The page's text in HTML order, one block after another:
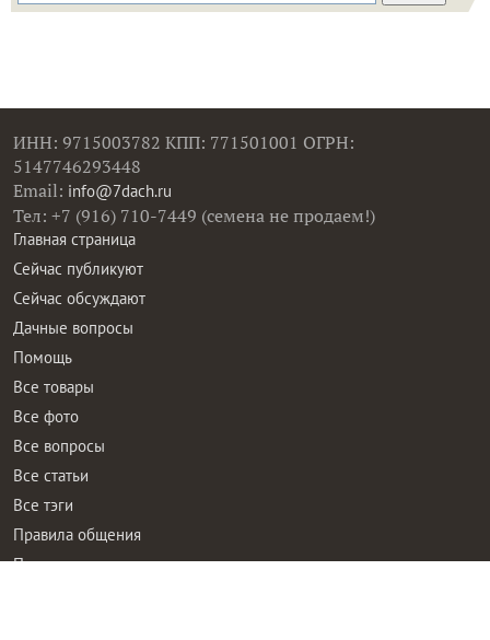
ИНН: 9715003782 КПП: 771501001 ОГРН:
5147746293448
Email: info@7dach.ru
Тел: +7 (916) 710-7449 (семена не продаем!)
Главная страница
Сейчас публикуют
Сейчас обсуждают
Дачные вопросы
Помощь
Все товары
Все фото
Все вопросы
Все статьи
Все тэги
Правила общения
Пользовательское соглашение